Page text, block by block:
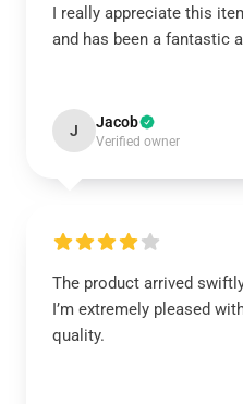
I really appreciate this
and has been a fantastic
J Jacob
Verified owner
The product arrived
I’m extremely pleased
quality.